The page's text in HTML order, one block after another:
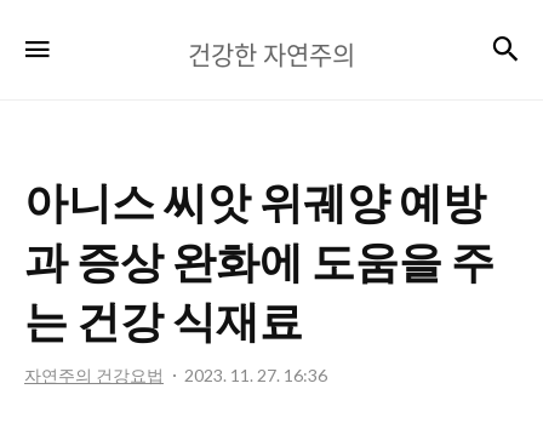
강
연
주
의
건강한 자연주의
아니스 씨앗 위궤양 예방
과 증상 완화에 도움을 주
는 건강 식재료
자연주의 건강요법 2023. 11. 27. 16:36